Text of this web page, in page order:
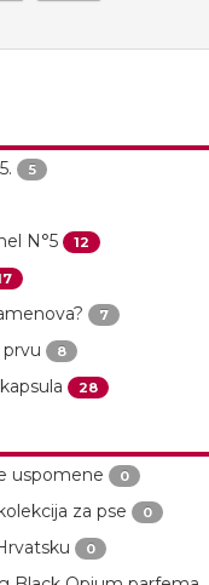
5
N°5 12
7
8
28
uspomene
0
za pse 0
0